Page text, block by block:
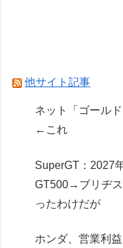
Powered by livedoor
他サイト記事
ネット「ゴール
←これ
SuperGT：2027
GT500→ブリヂ
ったわけだが
ホンダ、営業利